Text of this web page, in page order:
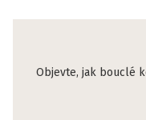
Objevte, jak bouclé